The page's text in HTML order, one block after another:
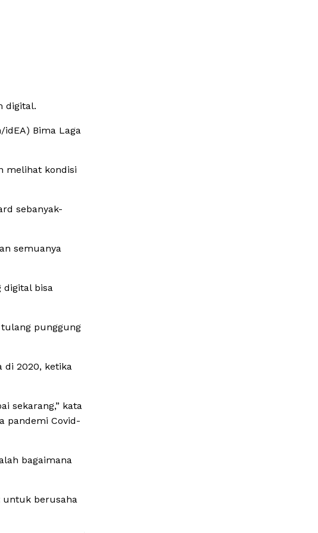
digital.
idEA) Bima Laga
melihat kondisi
sebanyak-
semuanya
digital bisa
punggung
di 2020, ketika
sekarang,” kata
pandemi Covid-
bagaimana
untuk berusaha